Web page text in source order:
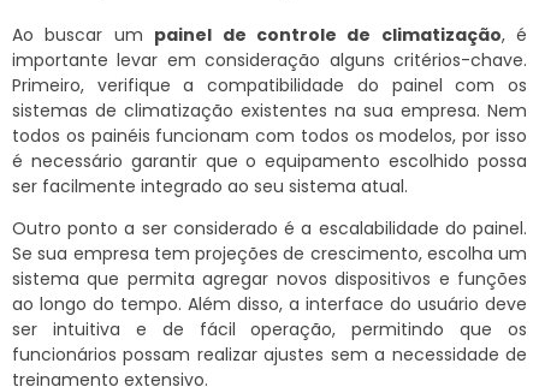
Ao buscar um painel de controle de climatização, é
importante levar em consideração alguns critérios-chave.
Primeiro, verifique a compatibilidade do painel com os
sistemas de climatização existentes na sua empresa. Nem
todos os painéis funcionam com todos os modelos, por isso
é necessário garantir que o equipamento escolhido possa
ser facilmente integrado ao seu sistema atual.
Outro ponto a ser considerado é a escalabilidade do painel.
Se sua empresa tem projeções de crescimento, escolha um
sistema que permita agregar novos dispositivos e funções
ao longo do tempo. Além disso, a interface do usuário deve
ser intuitiva e de fácil operação, permitindo que os
funcionários possam realizar ajustes sem a necessidade de
treinamento extensivo.